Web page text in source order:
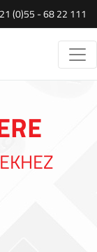
(0)55 - 68 22 111